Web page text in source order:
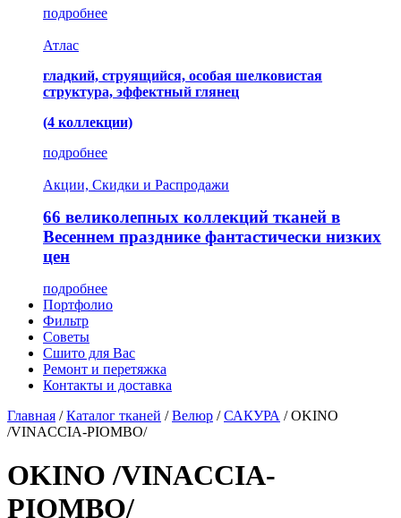
подробнее
Атлас
гладкий, струящийся, особая шелковистая
структура, эффектный глянец
(4 коллекции)
подробнее
Акции, Скидки и Распродажи
66 великолепных коллекций тканей в
Весеннем празднике фантастически низких
цен
подробнее
Портфолио
Фильтр
Советы
Сшито для Вас
Ремонт и перетяжка
Контакты и доставка
Главная / Каталог тканей / Велюр / САКУРА / OKINO
/VINACCIA-PIOMBO/
OKINO /VINACCIA-
PIOMBO/